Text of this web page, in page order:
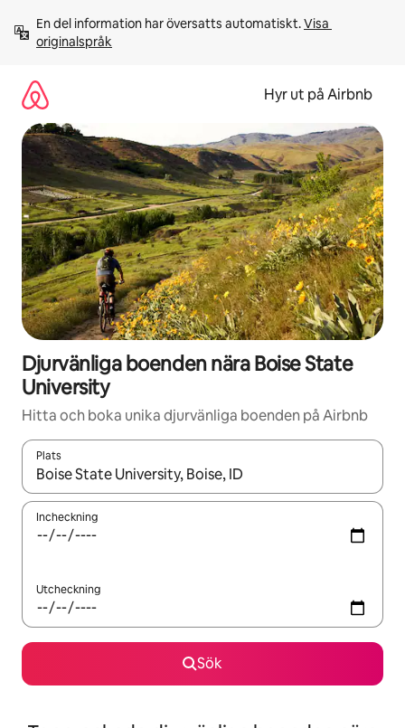
innehåll
En del information har översatts automatiskt. Visa
originalspråk
Hyr ut på Airbnb
Djurvänliga boenden nära Boise State
University
Hitta och boka unika djurvänliga boenden på Airbnb
Plats
När resultaten är tillgängliga kan du navigera med upp- och
Incheckning
Utcheckning
Sök